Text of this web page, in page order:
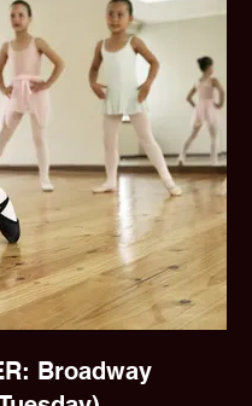
Broadway